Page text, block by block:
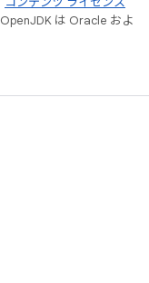
は Oracle およ